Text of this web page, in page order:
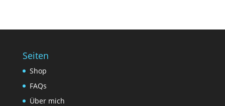
Seiten
Shop
FAQs
Über mich